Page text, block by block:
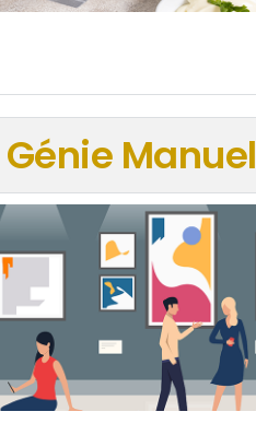
Manuel